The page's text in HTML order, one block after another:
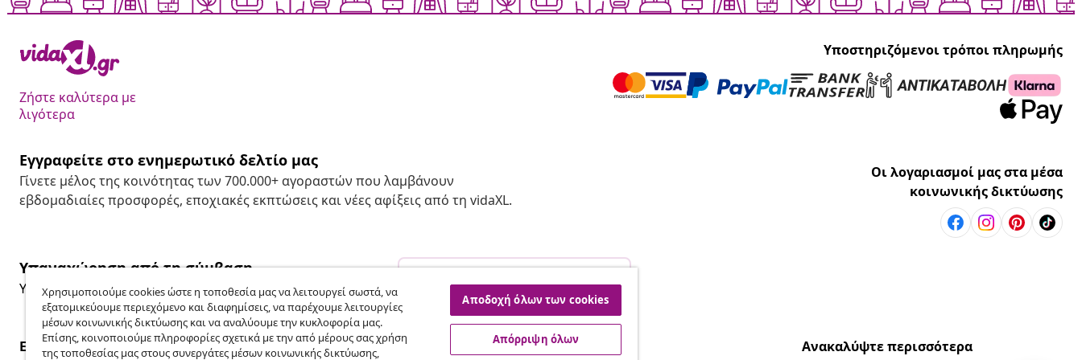
Ζήστε καλύτερα με
λιγότερα
Υποστηριζόμενοι τρόποι πληρωμής
Εγγραφείτε στο ενημερωτικό δελτίο μας
Γίνετε μέλος της κοινότητας των 700.000+ αγοραστών που λαμβάνουν
εβδομαδιαίες προσφορές, εποχιακές εκπτώσεις και νέες αφίξεις από τη vidaXL.
Οι λογαριασμοί μας στα μέσα
κοινωνικής δικτύωσης
Υπαναχώρηση από τη σύμβαση
Υποβάλετε αίτημα υπαναχώρησης για την παραγγελία σας.
Εξυπηρέτηση πελατών Επιχείρηση vidaXL Ανακαλύψτε περισσότερα
Χρησιμοποιούμε cookies ώστε η τοποθεσία μας να λειτουργεί σωστά, να
εξατομικεύουμε περιεχόμενο και διαφημίσεις, να παρέχουμε λειτουργίες
μέσων κοινωνικής δικτύωσης και να αναλύουμε την κυκλοφορία μας.
Επίσης, κοινοποιούμε πληροφορίες σχετικά με την από μέρους σας χρήση
της τοποθεσίας μας στους συνεργάτες μέσων κοινωνικής δικτύωσης,
Αποδοχή όλων των cookies
Απόρριψη όλων